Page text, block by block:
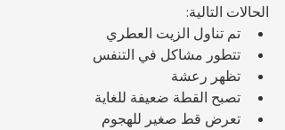
الحالات التالية:
تم تناول الزيت العطري
تتطور مشاكل في التنفس
تظهر رعشة
تصبح القطة ضعيفة للغاية
تعرض قط صغير للهجوم